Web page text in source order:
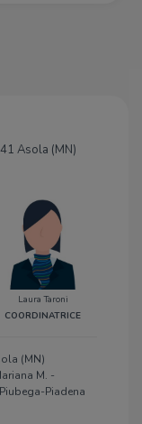
Asola (MN)
Laura Taroni
COORDINATRICE
(MN)
M. -
Piadena